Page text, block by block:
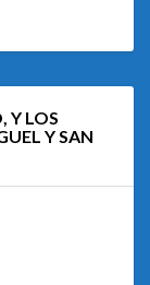
Y LOS
Y SAN